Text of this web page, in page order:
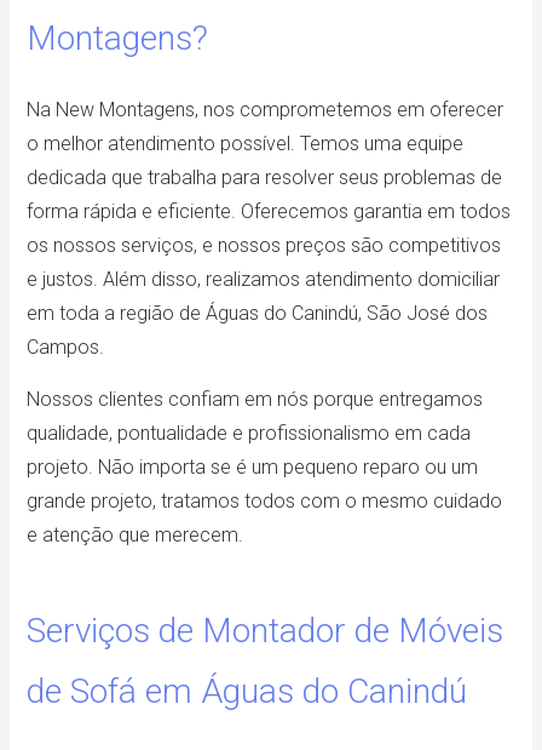
Montagens?
Na New Montagens, nos comprometemos em oferecer
o melhor atendimento possível. Temos uma equipe
dedicada que trabalha para resolver seus problemas de
forma rápida e eficiente. Oferecemos garantia em todos
os nossos serviços, e nossos preços são competitivos
e justos. Além disso, realizamos atendimento domiciliar
em toda a região de Águas do Canindú, São José dos
Campos.
Nossos clientes confiam em nós porque entregamos
qualidade, pontualidade e profissionalismo em cada
projeto. Não importa se é um pequeno reparo ou um
grande projeto, tratamos todos com o mesmo cuidado
e atenção que merecem.
Serviços de Montador de Móveis
de Sofá em Águas do Canindú